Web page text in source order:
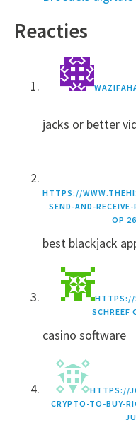
Reacties
jacks or better
HTTPS://
SEND-AND-
OP
best blackjack
HTTPS://
SCHREEF
casino software
HTTPS://
CRYPTO-TO-BUY-